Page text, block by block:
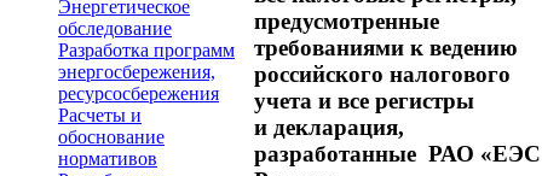
Энергетическое
обследование
Разработка программ
энергосбережения,
ресурсосбережения
Расчеты и
обоснование
нормативов
предусмотренные
требованиями к ведению
российского налогового
учета и все регистры
и декларация,
разработанные РАО «ЕЭС